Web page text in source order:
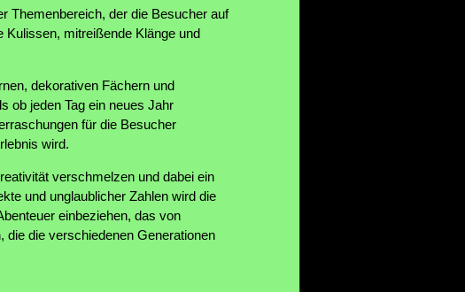
Themenbereich, der die Besucher auf
Kulissen, mitreißende Klänge und
dekorativen Fächern und
ob jeden Tag ein neues Jahr
für die Besucher
wird.
verschmelzen und dabei ein
und unglaublicher Zahlen wird die
einbeziehen, das von
die verschiedenen Generationen